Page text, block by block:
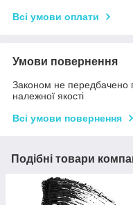
Всі умови оплати
Умови повернення
Законом не передбачено
належної якості
Всі умови повернення
Подібні товари